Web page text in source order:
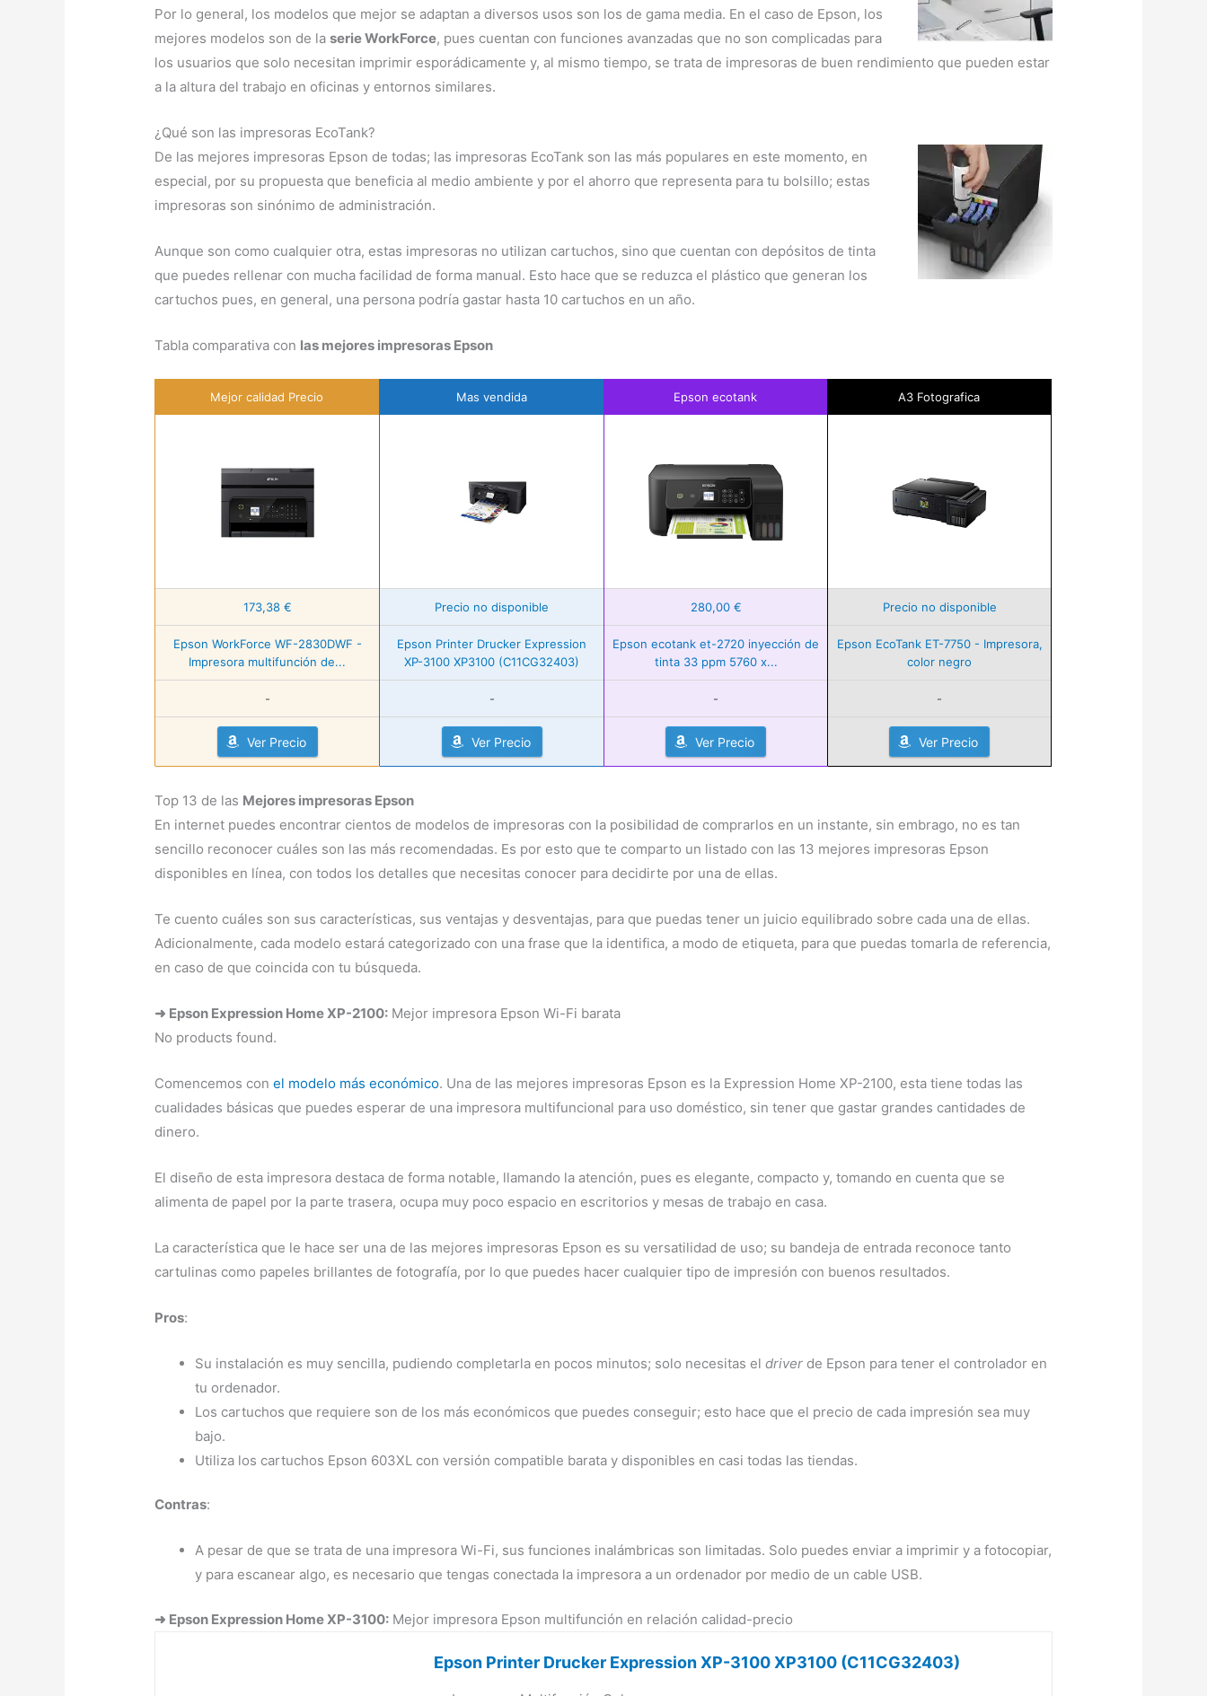
Por lo general, los modelos que mejor se adaptan a diversos usos son los de gama media. En el caso de Epson, los
mejores modelos son de laserie WorkForce, pues cuentan con funciones avanzadas que no son complicadas para
los usuarios que solo necesitan imprimir esporádicamente y, al mismo tiempo, se trata de impresoras de buen rendimiento que pueden estar
a la altura del trabajo en oficinas y entornos similares.
¿Qué son las impresoras EcoTank?
De las mejores impresoras Epson de todas; las impresoras EcoTank son las más populares en este momento, en
especial, por su propuesta que beneficia al medio ambiente y por el ahorro que representa para tu bolsillo; estas
impresoras son sinónimo de administración.
Aunque son como cualquier otra, estas impresoras no utilizan cartuchos, sino que cuentan con depósitos de tinta
que puedes rellenar con mucha facilidad de forma manual. Esto hace que se reduzca el plástico que generan los
cartuchos pues, en general, una persona podría gastar hasta 10 cartuchos en un año.
Tabla comparativa con las mejores impresoras Epson
Mejor calidad Precio Mas vendida Epson ecotank A3 Fotografica
173,38 € Precio no disponible 280,00 € Precio no disponible
Epson WorkForce WF-2830DWF -
Impresora multifunción de...
Epson Printer Drucker Expression
XP-3100 XP3100 (C11CG32403)
Epson ecotank et-2720 inyección de
tinta 33 ppm 5760 x...
Epson EcoTank ET-7750 - Impresora,
color negro
- - - -
Ver Precio Ver Precio Ver Precio Ver Precio
Top 13 de las Mejores impresoras Epson
En internet puedes encontrar cientos de modelos de impresoras con la posibilidad de comprarlos en un instante, sin embrago, no es tan
sencillo reconocer cuáles son las más recomendadas. Es por esto que te comparto un listado con las 13 mejores impresoras Epson
disponibles en línea, con todos los detalles que necesitas conocer para decidirte por una de ellas.
Te cuento cuáles son sus características, sus ventajas y desventajas, para que puedas tener un juicio equilibrado sobre cada una de ellas.
Adicionalmente, cada modelo estará categorizado con una frase que la identifica, a modo de etiqueta, para que puedas tomarla de referencia,
en caso de que coincida con tu búsqueda.
➜ Epson Expression Home XP-2100: Mejor impresora Epson Wi-Fi barata
No products found.
Comencemos conel modelo más económico. Una de las mejores impresoras Epson es la Expression Home XP-2100, esta tiene todas las
cualidades básicas que puedes esperar de una impresora multifuncional para uso doméstico, sin tener que gastar grandes cantidades de
dinero.
El diseño de esta impresora destaca de forma notable, llamando la atención, pues es elegante, compacto y, tomando en cuenta que se
alimenta de papel por la parte trasera, ocupa muy poco espacio en escritorios y mesas de trabajo en casa.
La característica que le hace ser una de las mejores impresoras Epson es su versatilidad de uso; su bandeja de entrada reconoce tanto
cartulinas como papeles brillantes de fotografía, por lo que puedes hacer cualquier tipo de impresión con buenos resultados.
Pros:
Su instalación es muy sencilla, pudiendo completarla en pocos minutos; solo necesitas eldriver de Epson para tener el controlador en
tu ordenador.
Los cartuchos que requiere son de los más económicos que puedes conseguir; esto hace que el precio de cada impresión sea muy
bajo.
Utiliza los cartuchos Epson 603XL con versión compatible barata y disponibles en casi todas las tiendas.
Contras:
A pesar de que se trata de una impresora Wi-Fi, sus funciones inalámbricas son limitadas. Solo puedes enviar a imprimir y a fotocopiar,
y para escanear algo, es necesario que tengas conectada la impresora a un ordenador por medio de un cable USB.
➜ Epson Expression Home XP-3100: Mejor impresora Epson multifunción en relación calidad-precio
Epson Printer Drucker Expression XP-3100 XP3100 (C11CG32403)